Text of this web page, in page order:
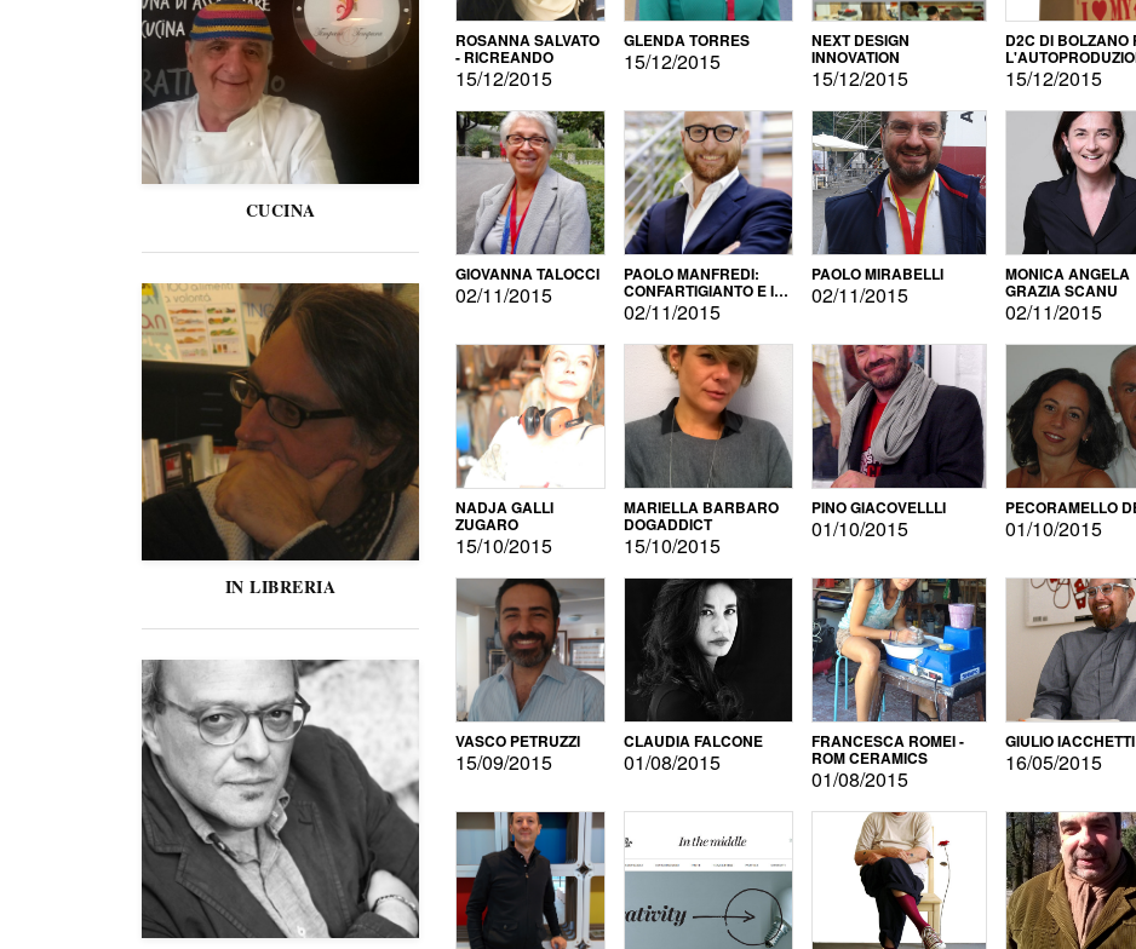
CUCINA
IN LIBRERIA
ROSANNA SALVATO
- RICREANDO
15/12/2015
GLENDA TORRES
15/12/2015
NEXT DESIGN
INNOVATION
15/12/2015
D2C DI BOLZANO
15/12/2015
GIOVANNA TALOCCI
02/11/2015
PAOLO MANFREDI:
CONFARTIGIANTO E IL
SONDAGGIO
02/11/2015
PAOLO MIRABELLI
02/11/2015
MONICA ANGELA
GRAZIA SCANU
02/11/2015
NADJA GALLI
ZUGARO
15/10/2015
MARIELLA BARBARO
DOGADDICT
15/10/2015
PINO GIACOVELLLI
01/10/2015
PECORAMELLO
01/10/2015
VASCO PETRUZZI
15/09/2015
CLAUDIA FALCONE
01/08/2015
FRANCESCA ROMEI -
ROM CERAMICS
01/08/2015
GIULIO IACCHETTI
16/05/2015